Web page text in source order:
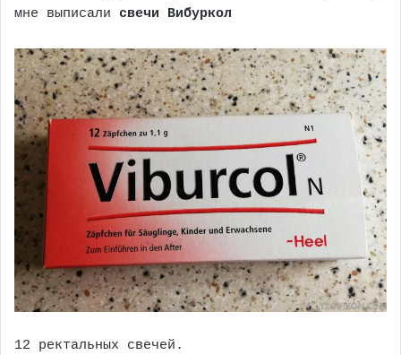
мне выписали свечи Вибуркол
12 ректальных свечей.